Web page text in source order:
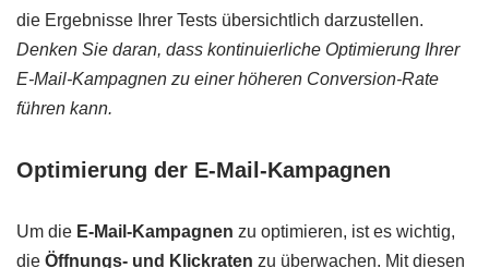
die Ergebnisse Ihrer Tests übersichtlich darzustellen.
Denken Sie daran, dass kontinuierliche Optimierung Ihrer
E-Mail-Kampagnen zu einer höheren Conversion-Rate
führen kann.
Optimierung der E-Mail-Kampagnen
Um die E-Mail-Kampagnen zu optimieren, ist es wichtig,
die Öffnungs- und Klickraten zu überwachen. Mit diesen